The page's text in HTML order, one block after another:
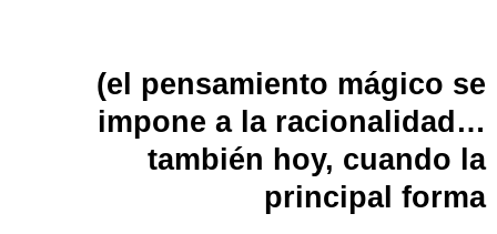
(el pensamiento mágico se
impone a la racionalidad…
también hoy, cuando la
principal forma